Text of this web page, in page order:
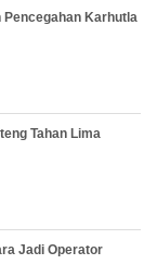
Pencegahan Karhutla
Tahan Lima
Jadi Operator